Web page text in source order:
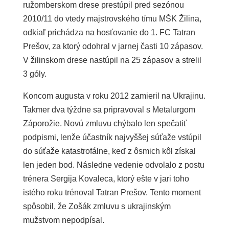
ružomberskom drese prestúpil pred sezónou
2010/11 do vtedy majstrovského tímu MŠK Žilina,
odkiaľ prichádza na hosťovanie do 1. FC Tatran
Prešov, za ktorý odohral v jarnej časti 10 zápasov.
V žilinskom drese nastúpil na 25 zápasov a strelil
3 góly.
Koncom augusta v roku 2012 zamieril na Ukrajinu.
Takmer dva týždne sa pripravoval s Metalurgom
Záporožie. Novú zmluvu chýbalo len spečatiť
podpismi, lenže účastník najvyššej súťaže vstúpil
do súťaže katastrofálne, keď z ôsmich kôl získal
len jeden bod. Následne vedenie odvolalo z postu
trénera Sergija Kovaleca, ktorý ešte v jari toho
istého roku trénoval Tatran Prešov. Tento moment
spôsobil, že Zošák zmluvu s ukrajinským
mužstvom nepodpísal.